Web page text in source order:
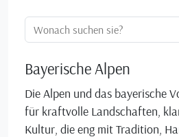
Ortssuche:
Bayerische Alpen
Die Alpen und das bayerische
für kraftvolle Landschaften,
Kultur, die eng mit Tradition,